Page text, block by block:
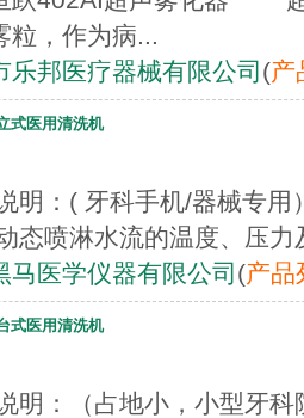
粒，作为病...
乐邦医疗器械有限公司 (产
式医用清洗机
明：( 牙科手机/器械
态喷淋水流的温度、压力
马医学仪器有限公司 (产品
式医用清洗机
明：（占地小，小型